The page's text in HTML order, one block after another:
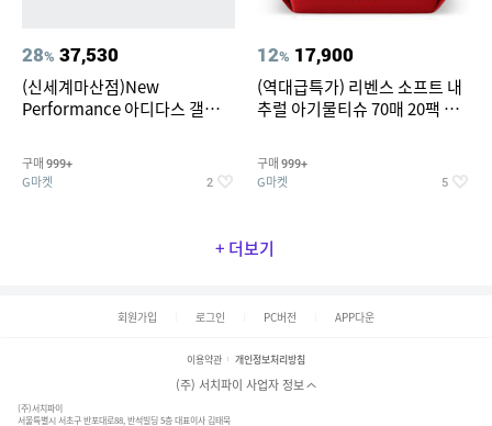
28% 37,530
(신세계마산점)New
Performance 아디다스 갤럭시
구매 999+
G마켓 2
12% 17,900
(역대급특가) 리벤스 소프트 내
추럴 아기물티슈 70매 20팩 캡
구매 999+
G마켓 5
+ 더보기
회원가입 로그인 PC버전 APP다운
이용약관 개인정보처리방침
(주) 서치파이 사업자 정보
(주)서치파이
서울특별시 서초구 반포대로88, 반석빌딩 5층 대표이사 김태묵